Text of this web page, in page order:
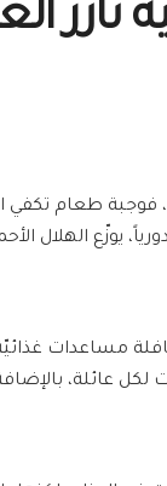
تآزر
فوجبة طعام
يوزّع الهلال
مساعدات